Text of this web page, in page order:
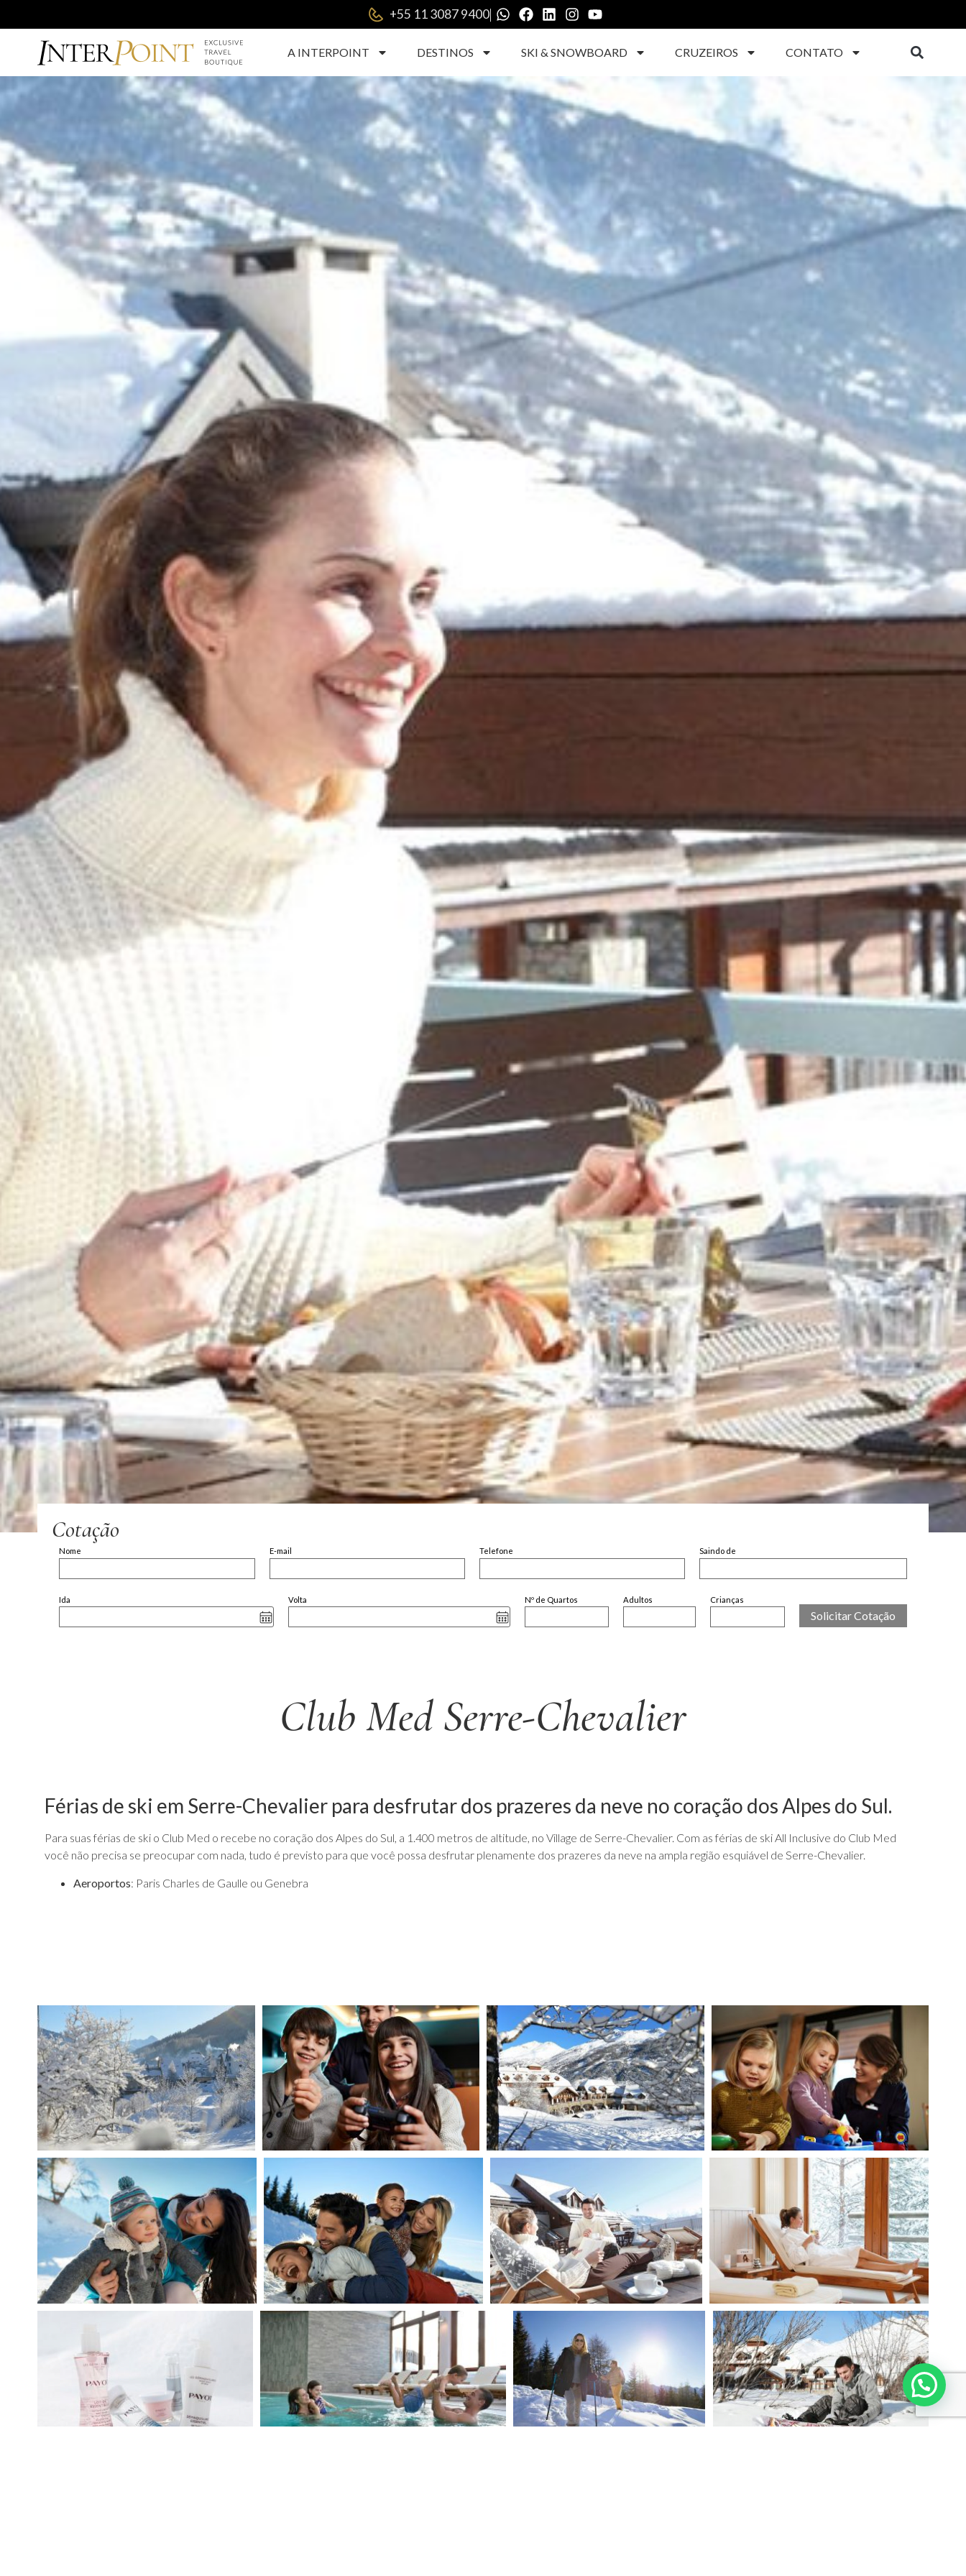
+55 11 3087 9400|
A INTERPOINT DESTINOS SKI & SNOWBOARD CRUZEIROS CONTATO
Cotação
Nome E-mail Telefone Saindo de
Ida Volta Nº de Quartos Adultos Crianças
Club Med Serre-Chevalier
Férias de ski em Serre-Chevalier para desfrutar dos prazeres da neve no coração dos Alpes do Sul.
Para suas férias de ski o Club Med o recebe no coração dos Alpes do Sul, a 1.400 metros de altitude, no Village de Serre-Chevalier. Com as férias de ski All Inclusive do Club Med
você não precisa se preocupar com nada, tudo é previsto para que você possa desfrutar plenamente dos prazeres da neve na ampla região esquiável de Serre-Chevalier.
Aeroportos: Paris Charles de Gaulle ou Genebra